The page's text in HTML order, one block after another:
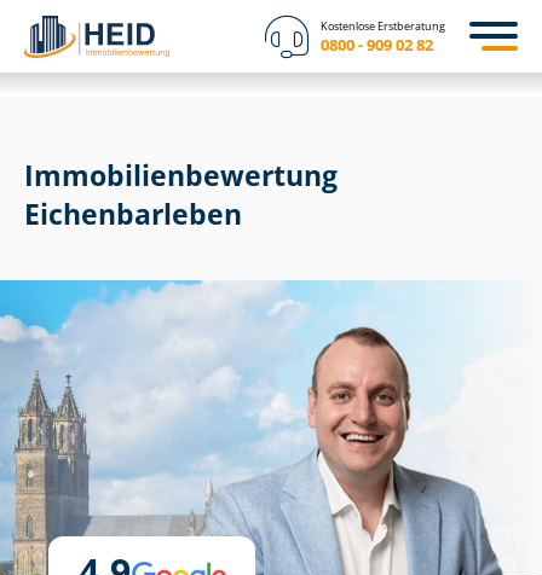
Kostenlose Erstberatung
0800 - 909 02 82
Immobilien­bewertung
Eichenbarleben